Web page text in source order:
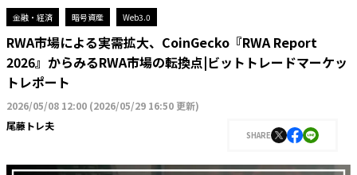
金融・経済 暗号資産 Web3.0
RWA市場による実需拡大、CoinGecko『RWA Report
2026』からみるRWA市場の転換点|ビットトレードマーケッ
トレポート
2026/05/08 12:00 (2026/05/29 16:50 更新)
尾藤トレ夫
SHARE